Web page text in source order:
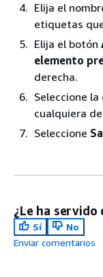
Elija el
etiquetas
Elija el botón
elemento
derecha.
Seleccione la
cualquiera
Seleccione
¿Le ha servido
Sí
No
Enviar comentarios